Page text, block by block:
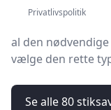
al den
vælge den rette
Se alle 80
Privatlivspolitik